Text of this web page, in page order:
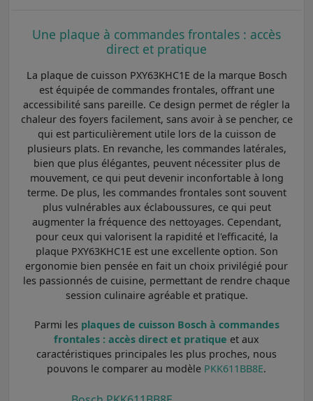
Une plaque à commandes frontales : accès
direct et pratique
La plaque de cuisson PXY63KHC1E de la marque Bosch
est équipée de commandes frontales, offrant une
accessibilité sans pareille. Ce design permet de régler la
chaleur des foyers facilement, sans avoir à se pencher, ce
qui est particulièrement utile lors de la cuisson de
plusieurs plats. En revanche, les commandes latérales,
bien que plus élégantes, peuvent nécessiter plus de
mouvement, ce qui peut devenir inconfortable à long
terme. De plus, les commandes frontales sont souvent
plus vulnérables aux éclaboussures, ce qui peut
augmenter la fréquence des nettoyages. Cependant,
pour ceux qui valorisent la rapidité et l'efficacité, la
plaque PXY63KHC1E est une excellente option. Son
ergonomie bien pensée en fait un choix privilégié pour
les passionnés de cuisine, permettant de rendre chaque
session culinaire agréable et pratique.
Parmi les plaques de cuisson Bosch à commandes
frontales : accès direct et pratique et aux
caractéristiques principales les plus proches, nous
pouvons le comparer au modèle PKK611BB8E.